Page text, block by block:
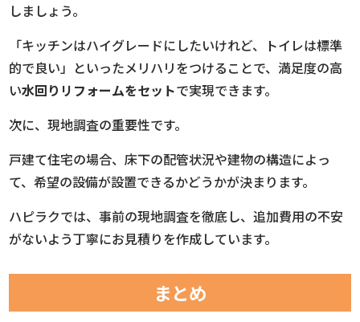
しましょう。
「キッチンはハイグレードにしたいけれど、トイレは標準
的で良い」といったメリハリをつけることで、満足度の高
い水回りリフォームをセットで実現できます。
次に、現地調査の重要性です。
戸建て住宅の場合、床下の配管状況や建物の構造によっ
て、希望の設備が設置できるかどうかが決まります。
ハピラクでは、事前の現地調査を徹底し、追加費用の不安
がないよう丁寧にお見積りを作成しています。
まとめ